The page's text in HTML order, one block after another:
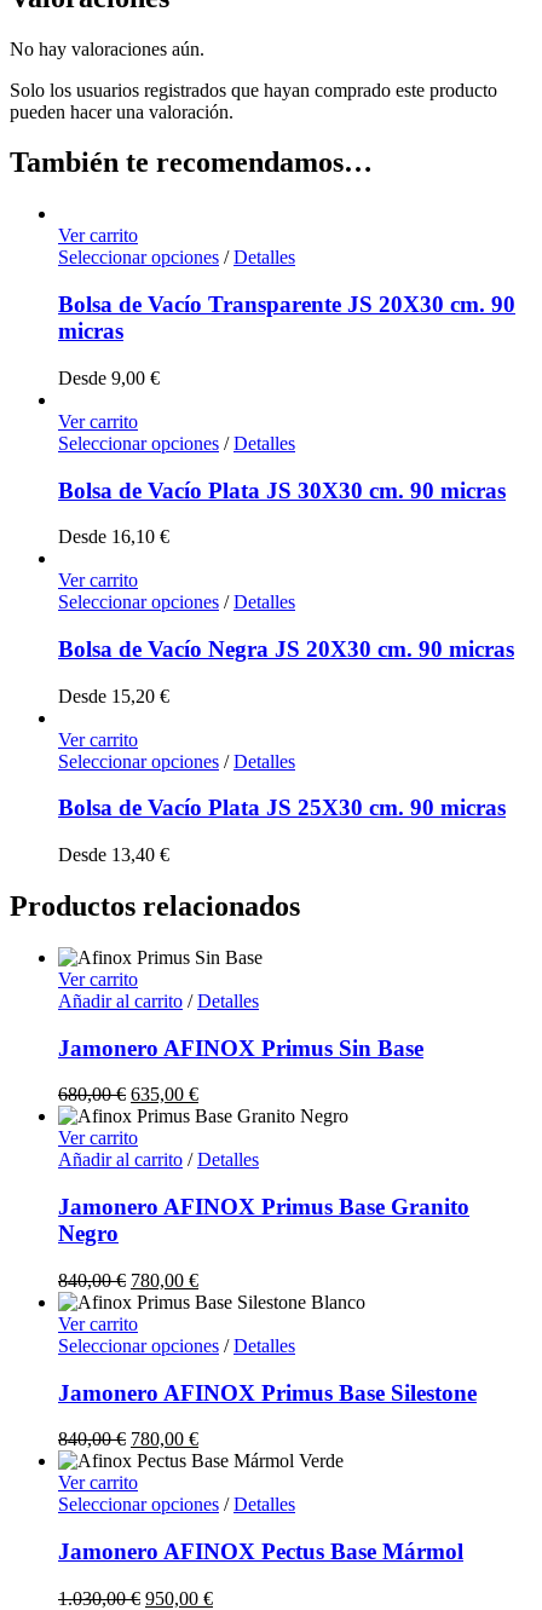
No hay valoraciones aún.
Solo los usuarios registrados que hayan comprado este producto
pueden hacer una valoración.
También te recomendamos…
Ver carrito
Seleccionar opciones / Detalles
Bolsa de Vacío Transparente JS 20X30 cm. 90
micras
Desde 9,00 €
Ver carrito
Seleccionar opciones / Detalles
Bolsa de Vacío Plata JS 30X30 cm. 90 micras
Desde 16,10 €
Ver carrito
Seleccionar opciones / Detalles
Bolsa de Vacío Negra JS 20X30 cm. 90 micras
Desde 15,20 €
Ver carrito
Seleccionar opciones / Detalles
Bolsa de Vacío Plata JS 25X30 cm. 90 micras
Desde 13,40 €
Productos relacionados
Ver carrito
Añadir al carrito / Detalles
Jamonero AFINOX Primus Sin Base
680,00€ 635,00 €
Ver carrito
Añadir al carrito / Detalles
Jamonero AFINOX Primus Base Granito
Negro
840,00€ 780,00 €
Ver carrito
Seleccionar opciones / Detalles
Jamonero AFINOX Primus Base Silestone
840,00€ 780,00 €
Ver carrito
Seleccionar opciones / Detalles
Jamonero AFINOX Pectus Base Mármol
1.030,00€ 950,00 €